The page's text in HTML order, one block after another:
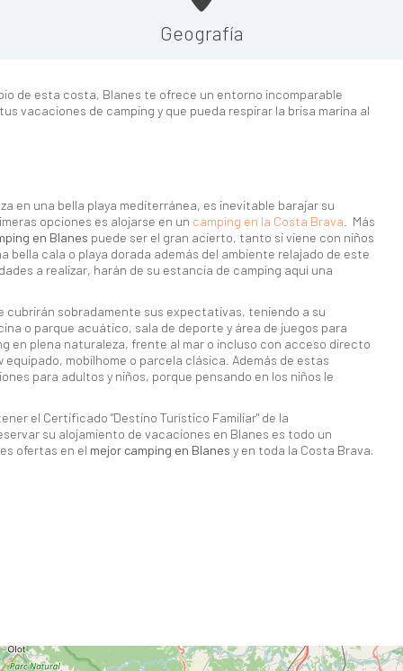
Geografía
de esta costa, Blanes te ofrece un entorno incomparable
vacaciones de camping y que pueda respirar la brisa marína al
en una bella playa mediterránea, es inevitable barajar su
opciones es alojarse en un camping en la Costa Brava . Más
en Blanes puede ser el gran acierto, tanto si viene con niños
bella cala o playa dorada además del ambiente relajado de este
a realizar, harán de su estancia de camping aquí una
sobradamente sus expectativas, teniendo a su
o parque acuático, sala de deporte y área de juegos para
en plena naturaleza, frente al mar o incluso con acceso directo
mobilhome o parcela clásica. Además de estas
para adultos y niños, porque pensando en los niños le
el Certificado "Destino Turístico Familiar" de la
su alojamiento de vacaciones en Blanes es todo un
ofertas en el mejor camping en Blanes y en toda la Costa Brava.